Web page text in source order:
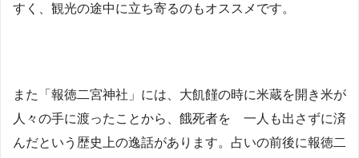
すく、観光の途中に立ち寄るのもオススメです。
また「報徳二宮神社」には、大飢饉の時に米蔵を開き米が
人々の手に渡ったことから、餓死者を 一人も出さずに済
んだという歴史上の逸話があります。占いの前後に報徳二